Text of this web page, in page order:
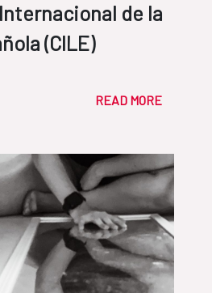
de la
(CILE)
READ MORE